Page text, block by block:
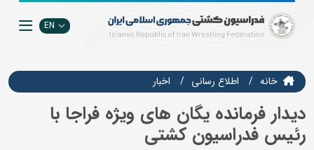
EN
خانه اطلاع رسانی اخبار
دیدار فرمانده یگان های ویژه فراجا با
رئیس فدراسیون کشتی